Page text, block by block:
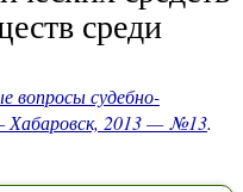
среди
вопросы судебно-
Хабаровск, 2013 — №13.